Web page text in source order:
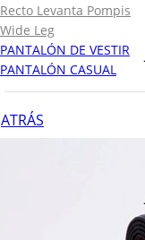
Recto Levanta Pompis
Wide Leg
PANTALÓN DE VESTIR
PANTALÓN CASUAL
ATRÁS